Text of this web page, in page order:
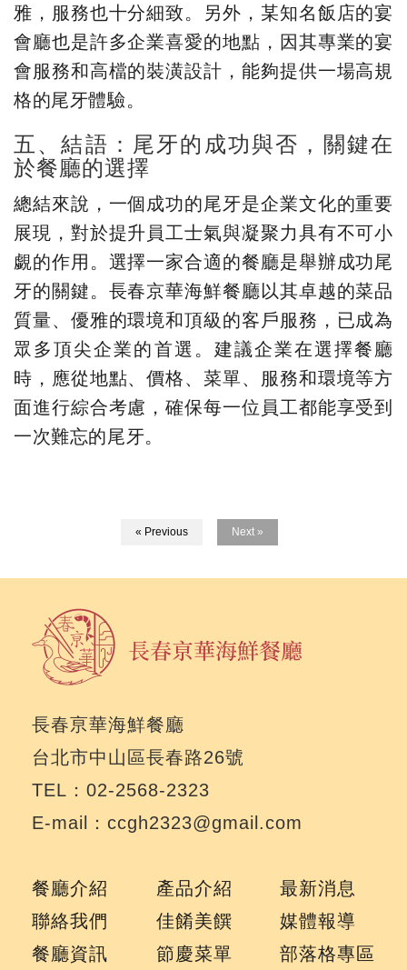
雅，服務也十分細致。另外，某知名飯店的宴
會廳也是許多企業喜愛的地點，因其專業的宴
會服務和高檔的裝潢設計，能夠提供一場高規
格的尾牙體驗。
五、結語：尾牙的成功與否，關鍵在
於餐廳的選擇
總結來說，一個成功的尾牙是企業文化的重要
展現，對於提升員工士氣與凝聚力具有不可小
覷的作用。選擇一家合適的餐廳是舉辦成功尾
牙的關鍵。長春京華海鮮餐廳以其卓越的菜品
質量、優雅的環境和頂級的客戶服務，已成為
眾多頂尖企業的首選。建議企業在選擇餐廳
時，應從地點、價格、菜單、服務和環境等方
面進行綜合考慮，確保每一位員工都能享受到
一次難忘的尾牙。
« Previous Next »
長春亰華海鮮餐廳
台北市中山區長春路26號
TEL：02-2568-2323
E-mail：ccgh2323@gmail.com
餐廳介紹
聯絡我們
餐廳資訊
產品介紹
佳餚美饌
節慶菜單
最新消息
媒體報導
部落格專區